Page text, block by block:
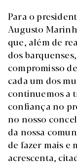
Para o
Augusto
que, além de
dos
compromisso
cada um dos
continuemos a
confiança no
no nosso
da nossa
de fazer mais e
acrescenta,